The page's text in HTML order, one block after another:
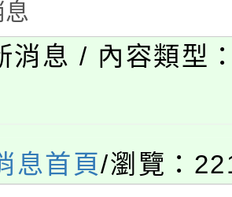
食農教育專業人
祭」8/29、30在
。
至27日，桃園電
消息 / 內容類型
息首頁/瀏覽：